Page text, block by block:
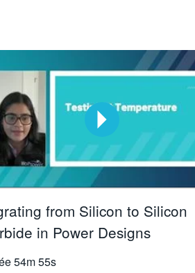
from Silicon to Silicon
in Power Designs
54m 55s